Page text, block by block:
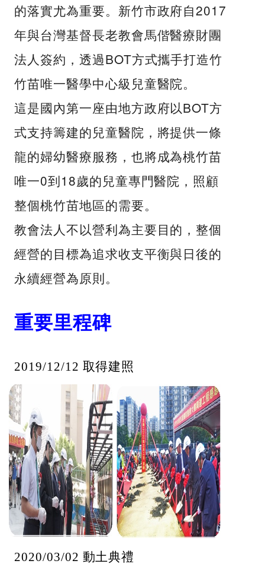
的落實尤為重要。新竹市政府自2017
年與台灣基督長老教會馬偕醫療財團
法人簽約，透過BOT方式攜手打造竹
竹苗唯一醫學中心級兒童醫院。
這是國內第一座由地方政府以BOT方
式支持籌建的兒童醫院，將提供一條
龍的婦幼醫療服務，也將成為桃竹苗
唯一0到18歲的兒童專門醫院，照顧
整個桃竹苗地區的需要。
教會法人不以營利為主要目的，整個
經營的目標為追求收支平衡與日後的
永續經營為原則。
重要里程碑
2019/12/12 取得建照
2020/03/02 動土典禮